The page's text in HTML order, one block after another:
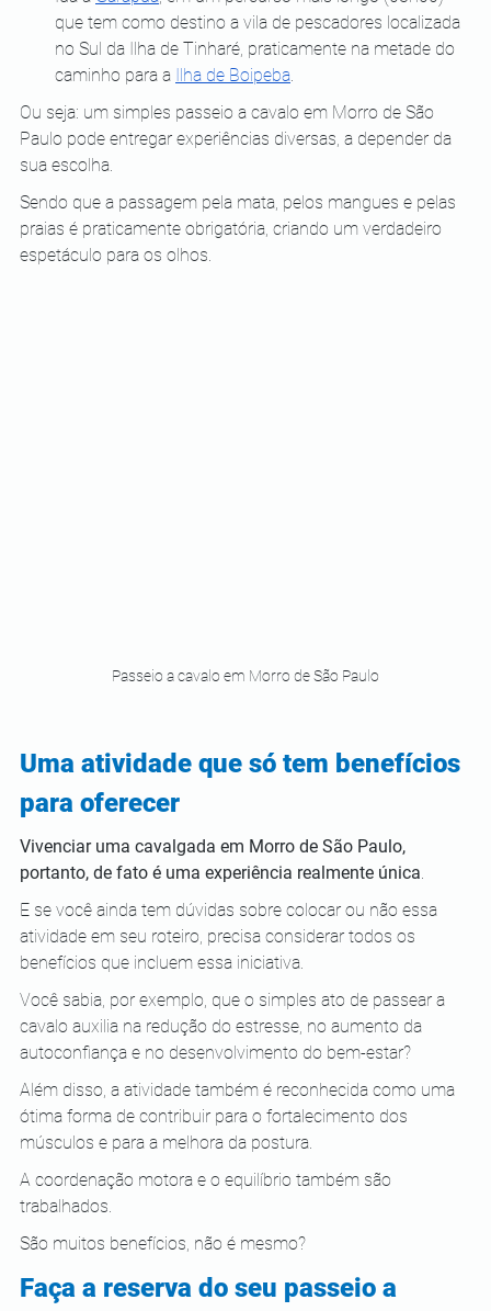
que tem como destino a vila de pescadores localizada
no Sul da Ilha de Tinharé, praticamente na metade do
caminho para a Ilha de Boipeba.
Ou seja: um simples passeio a cavalo em Morro de São
Paulo pode entregar experiências diversas, a depender da
sua escolha.
Sendo que a passagem pela mata, pelos mangues e pelas
praias é praticamente obrigatória, criando um verdadeiro
espetáculo para os olhos.
Passeio a cavalo em Morro de São Paulo
Uma atividade que só tem benefícios
para oferecer
Vivenciar uma cavalgada em Morro de São Paulo,
portanto, de fato é uma experiência realmente única.
E se você ainda tem dúvidas sobre colocar ou não essa
atividade em seu roteiro, precisa considerar todos os
benefícios que incluem essa iniciativa.
Você sabia, por exemplo, que o simples ato de passear a
cavalo auxilia na redução do estresse, no aumento da
autoconfiança e no desenvolvimento do bem-estar?
Além disso, a atividade também é reconhecida como uma
ótima forma de contribuir para o fortalecimento dos
músculos e para a melhora da postura.
A coordenação motora e o equilíbrio também são
trabalhados.
São muitos benefícios, não é mesmo?
Faça a reserva do seu passeio a